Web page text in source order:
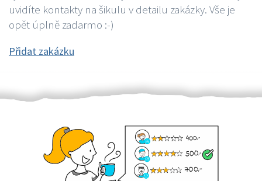
uvidíte kontakty na šikulu v detailu zakázky. Vše je
opět úplně zadarmo :-)
Přidat zakázku